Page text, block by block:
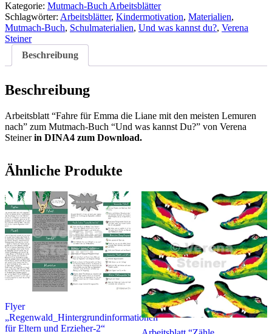
Emma
die
Liane
mit
meisten
nach”
Menge
Kategorie: Mutmach-Buch Arbeitsblätter
Schlagwörter: Arbeitsblätter, Kindermotivation, Materialien,
Mutmach-Buch, Schulmaterialien, Und was kannst du?, Verena
Steiner
Beschreibung
Beschreibung
Arbeitsblatt “Fahre für Emma die Liane mit den meisten Lemuren
nach” zum Mutmach-Buch “Und was kannst Du?” von Verena
Steinerin DINA4 zum Download.
Ähnliche Produkte
Flyer
„Regenwald_Hintergrundinformationen
für Eltern und Erzieher-2“